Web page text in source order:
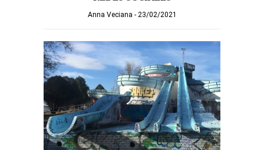
Anna Veciana 23/02/2021